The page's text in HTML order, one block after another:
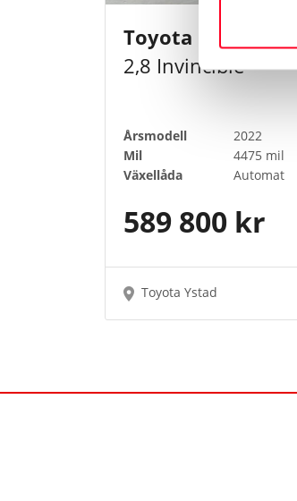
Toyota Hilux
2,8 Invincible
Årsmodell
2022
Mil
4475 mil
Växellåda
Automat
589 800 kr
Toyota Ystad